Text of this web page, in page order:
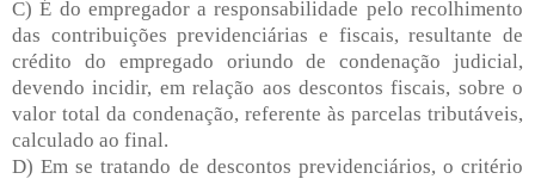
C) É do empregador a responsabilidade pelo recolhimento
das contribuições previdenciárias e fiscais, resultante de
crédito do empregado oriundo de condenação judicial,
devendo incidir, em relação aos descontos fiscais, sobre o
valor total da condenação, referente às parcelas tributáveis,
calculado ao final.
D) Em se tratando de descontos previdenciários, o critério